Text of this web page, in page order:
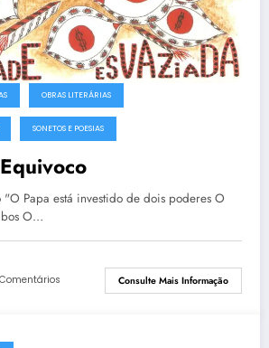
OBRAS LITERÁRIAS
SONETOS E POESIAS
Papa está investido de dois poderes O
O…
Consulte Mais Informação